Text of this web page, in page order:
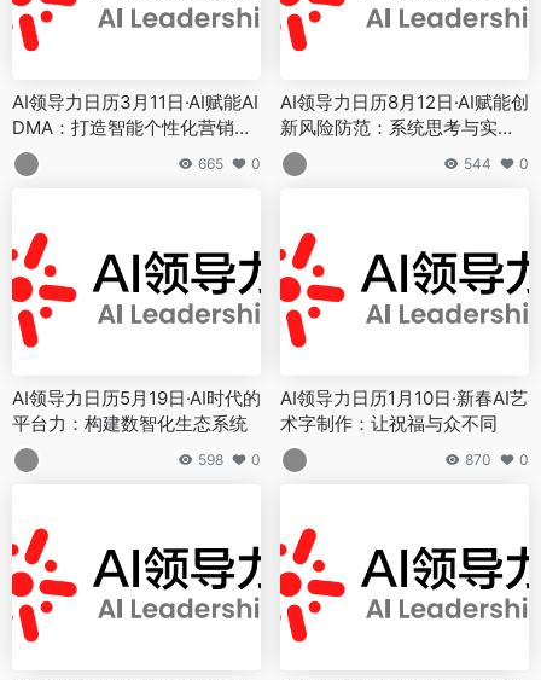
AI领导力日历3月11日·AI赋能AI
DMA：打造智能个性化营销新
范式
665 0
AI领导力日历8月12日·AI赋能创
新风险防范：系统思考与实践
路径
544 0
AI领导力日历5月19日·AI时代的
平台力：构建数智化生态系统
598 0
AI领导力日历1月10日·新春AI艺
术字制作：让祝福与众不同
870 0